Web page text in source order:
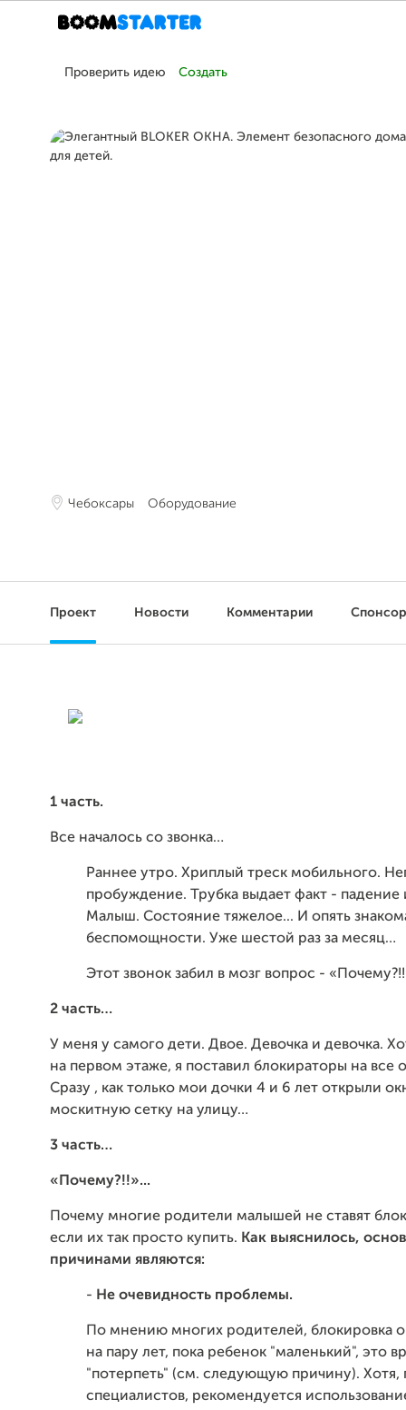
Проверить идею Создать
Чебоксары Оборудование
Проект Новости Комментарии
1 часть.
Все началось со звонка…
Раннее утро. Хриплый треск мобильного.
пробуждение. Трубка выдает факт - падение
Малыш. Состояние тяжелое... И опять
беспомощности. Уже шестой раз за месяц…
Этот звонок забил в мозг вопрос -
2 часть…
У меня у самого дети. Двое. Девочка и девочка.
на первом этаже, я поставил блокираторы на все
Сразу , как только мои дочки 4 и 6 лет открыли
москитную сетку на улицу…
3 часть…
«Почему?!!»...
Почему многие родители малышей не ставят
если их так просто купить. Как выяснилось,
причинами являются:
- Не очевидность проблемы.
По мнению многих родителей, блокировка
на пару лет, пока ребенок "маленький", это
"потерпеть" (см. следующую причину). Хотя,
специалистов, рекомендуется